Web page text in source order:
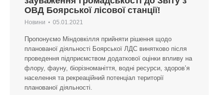
ОВД Боярської лісової станції!
Новини 05.01.2021
Пропонуємо Міндовкілля прийняти рішення щодо
планованої діяльності Боярської ЛДС винятково після
проведення підприємством додаткової оцінки впливу на
флору, фауну, біорізноманіття, водні ресурси, здоров’я
населення та рекреаційний потенціал території
планованої діяльності.